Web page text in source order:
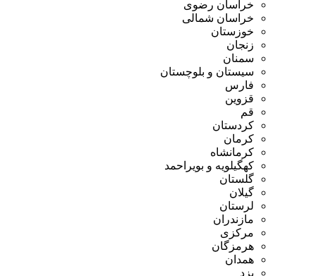
خراسان رضوی
خراسان شمالی
خوزستان
زنجان
سمنان
سیستان و بلوچستان
فارس
قزوین
قم
کردستان
کرمان
کرمانشاه
کهگیلویه و بویراحمد
گلستان
گیلان
لرستان
مازندران
مرکزی
هرمزگان
همدان
یزد